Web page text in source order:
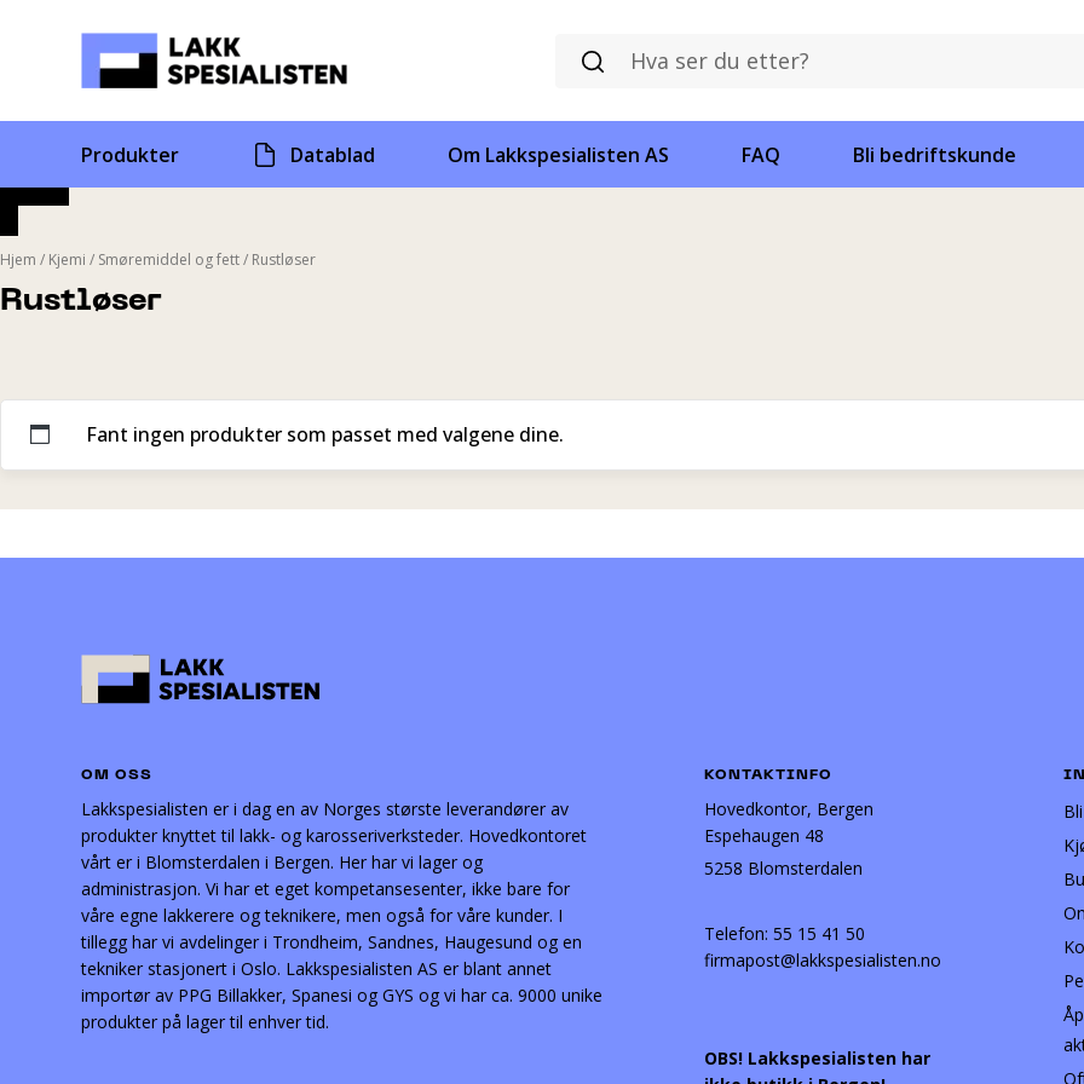
Produkter Datablad Om Lakkspesialisten AS FAQ Bli bedriftskunde
Rustløser
Hjem / Kjemi / Smøremiddel og fett/ Rustløser
Fant ingen produkter som passet med valgene dine.
OM OSS
Lakkspesialisten er i dag en av Norges største leverandører av
produkter knyttet til lakk- og karosseriverksteder. Hovedkontoret
vårt er i Blomsterdalen i Bergen. Her har vi lager og
administrasjon. Vi har et eget kompetansesenter, ikke bare for
våre egne lakkerere og teknikere, men også for våre kunder. I
tillegg har vi avdelinger i Trondheim, Sandnes, Haugesund og en
tekniker stasjonert i Oslo. Lakkspesialisten AS er blant annet
importør av PPG Billakker, Spanesi og GYS og vi har ca. 9000 unike
produkter på lager til enhver tid.
KONTAKTINFO
Hovedkontor, Bergen
Espehaugen 48
5258 Blomsterdalen
Telefon: 55 15 41 50
firmapost@lakkspesialisten.no
OBS! Lakkspesialisten har